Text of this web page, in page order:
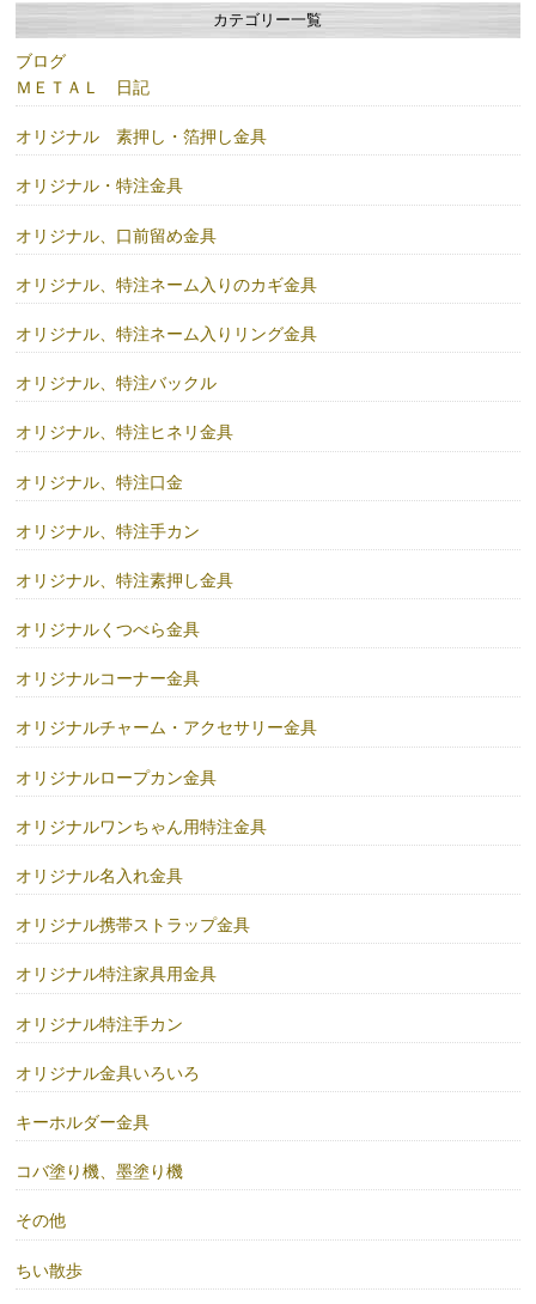
カテゴリー一覧
ブログ
ＭＥＴＡＬ 日記
オリジナル 素押し・箔押し金具
オリジナル・特注金具
オリジナル、口前留め金具
オリジナル、特注ネーム入りのカギ金具
オリジナル、特注ネーム入りリング金具
オリジナル、特注バックル
オリジナル、特注ヒネリ金具
オリジナル、特注口金
オリジナル、特注手カン
オリジナル、特注素押し金具
オリジナルくつべら金具
オリジナルコーナー金具
オリジナルチャーム・アクセサリー金具
オリジナルロープカン金具
オリジナルワンちゃん用特注金具
オリジナル名入れ金具
オリジナル携帯ストラップ金具
オリジナル特注家具用金具
オリジナル特注手カン
オリジナル金具いろいろ
キーホルダー金具
コバ塗り機、墨塗り機
その他
ちい散歩